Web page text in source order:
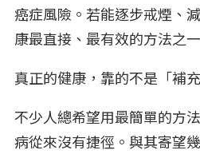
癌症風險。若能逐步戒煙、
康最直接、最有效的方法之
真正的健康，靠的不是「補
不少人總希望用最簡單的方
病從來沒有捷徑。與其寄望